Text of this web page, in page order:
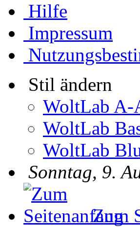
Hilfe
Impressum
Stil ändern
WoltLab A-
WoltLab
WoltLab
Sonntag, 9.
Zum